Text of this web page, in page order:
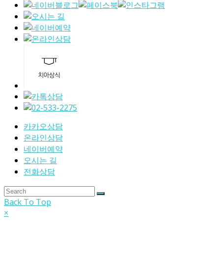
카카오상담
온라인상담
네이버예약
오시는 길
전화상담
Back To Top
×